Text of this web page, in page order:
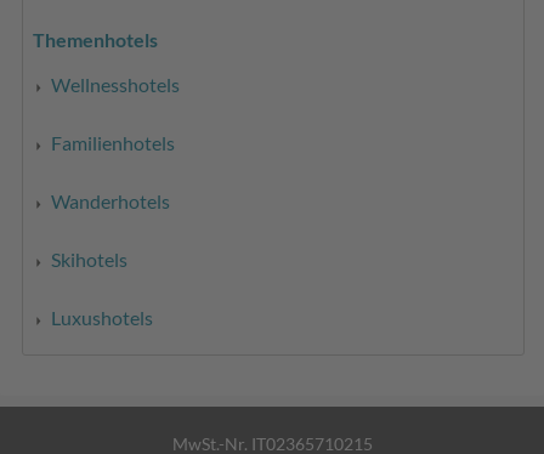
Themenhotels
Wellnesshotels
Familienhotels
Wanderhotels
Skihotels
Luxushotels
MwSt.-Nr. IT02365710215